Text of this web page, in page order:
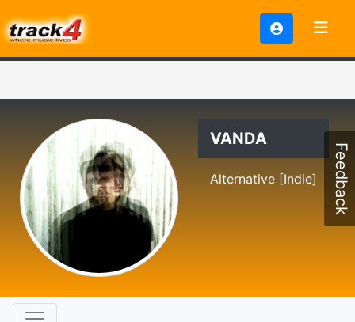
VANDA
Alternative [Indie] Feedback